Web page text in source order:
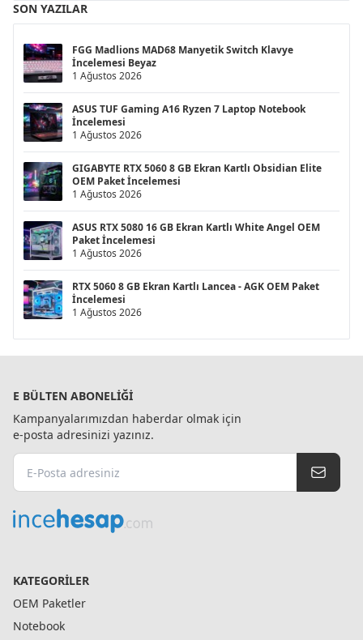
SON YAZILAR
FGG Madlions MAD68 Manyetik Switch Klavye
İncelemesi Beyaz
1 Ağustos 2026
ASUS TUF Gaming A16 Ryzen 7 Laptop Notebook
İncelemesi
1 Ağustos 2026
GIGABYTE RTX 5060 8 GB Ekran Kartlı Obsidian Elite
OEM Paket İncelemesi
1 Ağustos 2026
ASUS RTX 5080 16 GB Ekran Kartlı White Angel OEM
Paket İncelemesi
1 Ağustos 2026
RTX 5060 8 GB Ekran Kartlı Lancea - AGK OEM Paket
İncelemesi
1 Ağustos 2026
E BÜLTEN ABONELIĞI
Kampanyalarımızdan haberdar olmak için
e-posta adresinizi yazınız.
KATEGORILER
OEM Paketler
Notebook